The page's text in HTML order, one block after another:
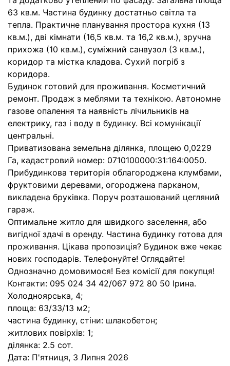
63 кв.м. Частина будинку достатньо світла та
тепла. Практичне планування простора кухня (13
кв.м.), дві кімнати (16,5 кв.м. та 16,2 кв.м.), зручна
прихожа (10 кв.м.), суміжний санвузол (3 кв.м.),
коридор та містка кладова. Сухий погріб з
коридора.
Будинок готовий для проживання. Косметичний
ремонт. Продаж з меблями та технікою. Автономне
газове опалення та наявність лічильників на
електрику, газ і воду в будинку. Всі комунікації
центральні.
Приватизована земельна ділянка, площею 0,0229
Га, кадастровий номер: 0710100000:31:164:0050.
Прибудинкова територія облагороджена клумбами,
фруктовими деревами, огороджена парканом,
викладена бруківка. Поруч розташований цегляний
гараж.
Оптимальне житло для швидкого заселення, або
вигідної здачі в оренду. Частина будинку готова для
проживання. Цікава пропозиція? Будинок вже чекає
нових господарів. Телефонуйте! Оглядайте!
Однозначно домовимося! Без комісії для покупця!
Контакти: 095 024 34 42/067 972 80 50 Ірина.
Холодноярська, 4;
площа: 63/33/13 м2;
частина будинку, стіни: шлакобетон;
житлових повірхів: 1;
ділянка: 2.5 сот.
Дата: П'ятниця, 3 Липня 2026